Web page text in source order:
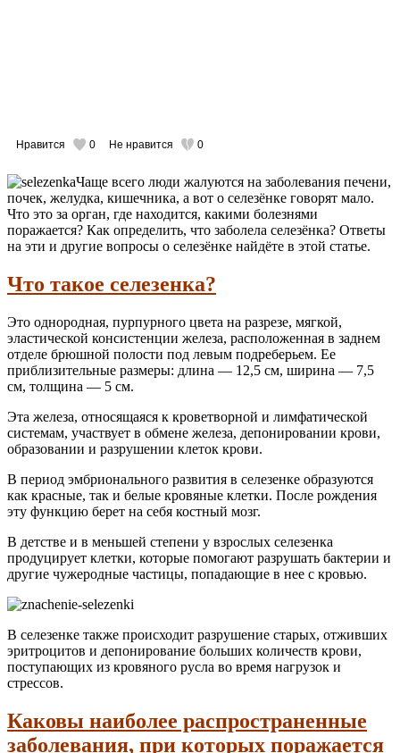
Нравится 0 Не нравится 0
Чаще всего люди жалуются на заболевания печени,
почек, желудка, кишечника, а вот о селезёнке говорят мало.
Что это за орган, где находится, какими болезнями
поражается? Как определить, что заболела селезёнка? Ответы
на эти и другие вопросы о селезёнке найдёте в этой статье.
Что такое селезенка?
Это однородная, пурпурного цвета на разрезе, мягкой,
эластической консистенции железа, расположенная в заднем
отделе брюшной полости под левым подреберьем. Ее
приблизительные размеры: длина — 12,5 см, ширина — 7,5
см, толщина — 5 см.
Эта железа, относящаяся к кроветворной и лимфатической
системам, участвует в обмене железа, депонировании крови,
образовании и разрушении клеток крови.
В период эмбрионального развития в селезенке образуются
как красные, так и белые кровяные клетки. После рождения
эту функцию берет на себя костный мозг.
В детстве и в меньшей степени у взрослых селезенка
продуцирует клетки, которые помогают разрушать бактерии и
другие чужеродные частицы, попадающие в нее с кровью.
В селезенке также происходит разрушение старых, отживших
эритроцитов и депонирование больших количеств крови,
поступающих из кровяного русла во время нагрузок и
стрессов.
Каковы наиболее распространенные
заболевания, при которых поражается